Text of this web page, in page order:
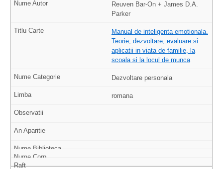
Reuven Bar-On + James D.A.
Parker
Manual de inteligenta emotionala.
Teorie, dezvoltare, evaluare si
aplicatii in viata de familie, la
scoala si la locul de munca
Dezvoltare personala
romana